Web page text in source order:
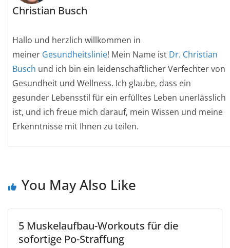
Christian Busch
Hallo und herzlich willkommen in
meiner Gesundheitslinie! Mein Name ist Dr. Christian
Busch und ich bin ein leidenschaftlicher Verfechter von
Gesundheit und Wellness. Ich glaube, dass ein
gesunder Lebensstil für ein erfülltes Leben unerlässlich
ist, und ich freue mich darauf, mein Wissen und meine
Erkenntnisse mit Ihnen zu teilen.
You May Also Like
5 Muskelaufbau-Workouts für die
sofortige Po-Straffung